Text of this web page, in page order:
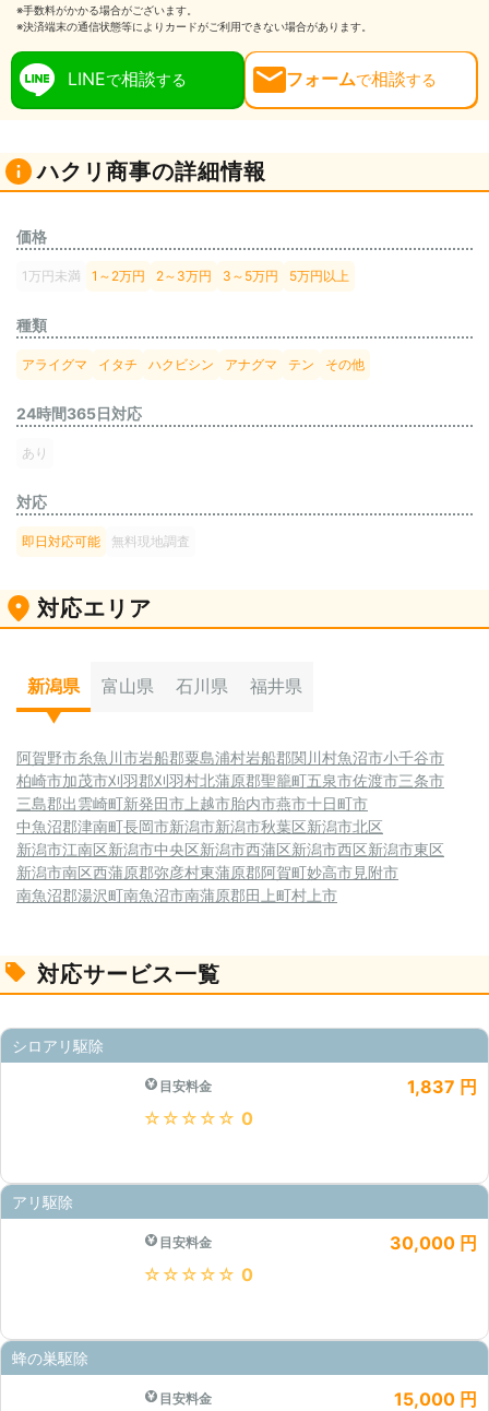
※手数料がかかる場合がございます。
※決済端末の通信状態等によりカードがご利用できない場合があります。
LINEで相談する フォームで相談する
ハクリ商事の詳細情報
価格
1万円未満 1～2万円 2～3万円 3～5万円 5万円以上
種類
アライグマ イタチ ハクビシン アナグマ テン その他
24時間365日対応
あり
対応
即日対応可能 無料現地調査
対応エリア
新潟県 富山県 石川県 福井県
阿賀野市糸魚川市岩船郡粟島浦村岩船郡関川村魚沼市小千谷市
柏崎市加茂市刈羽郡刈羽村北蒲原郡聖籠町五泉市佐渡市三条市
三島郡出雲崎町新発田市 上越市胎内市燕市十日町市
中魚沼郡津南町長岡市新潟市新潟市秋葉区新潟市北区
新潟市江南区新潟市中央区新潟市西蒲区新潟市西区新潟市東区
新潟市南区西蒲原郡弥彦村東蒲原郡阿賀町妙高市見附市
南魚沼郡湯沢町南魚沼市南蒲原郡田上町村上市
対応サービス一覧
シロアリ駆除
目安料金
1,837 円
★★★★★ 0
アリ駆除
目安料金
30,000 円
★★★★★ 0
蜂の巣駆除
目安料金
15,000 円